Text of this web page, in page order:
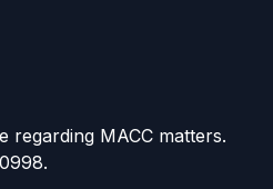
regarding MACC matters.